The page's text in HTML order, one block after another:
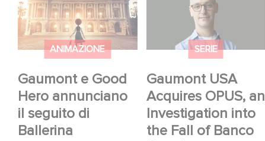
ANIMAZIONE
Gaumont e Good
Hero annunciano
il seguito di
Ballerina
Hero annunciano il
seguito di Ballerina
SERIE
Gaumont USA
Acquires OPUS, an
Investigation into
the Fall of Banco
Acquires OPUS, an
Investigation into the
Fall of Banco Popular